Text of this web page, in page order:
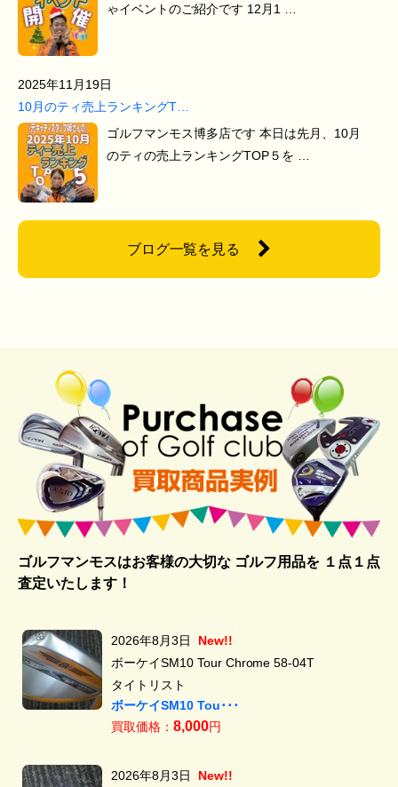
ゃイベントのご紹介です 12月1 …
2025年11月19日
10月のティ売上ランキングT…
ゴルフマンモス博多店です 本日は先月、10月
のティの売上ランキングTOP５を …
ブログ一覧を見る
ゴルフマンモスはお客様の大切な ゴルフ用品を１点１点
査定いたします！
2026年8月3日
New!!
ボーケイSM10 Tour Chrome 58-04T
タイトリスト
ボーケイSM10 Tou･･･
買取価格： 8,000円
2026年8月3日
New!!